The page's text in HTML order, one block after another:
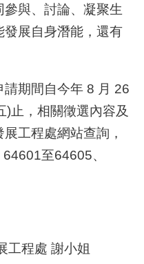
與、討論、凝聚生
展自身潛能，還有
請期間自今年8 月 26
) 止，相關徵選內容及
工程處網站查詢，
64601至64605、
工程處 謝小姐